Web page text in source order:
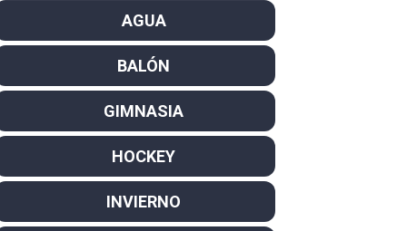
dominan el Europeo
se reparten el botín y Caetano Horta y Rodrigo Conde
decacampeonas y quinto oro consecutivo
Champion
AGUA
BALÓN
GIMNASIA
HOCKEY
INVIERNO